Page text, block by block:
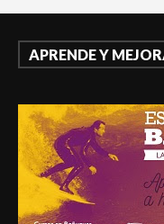
APRENDE Y